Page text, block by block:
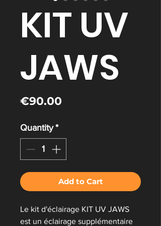
KIT UV
JAWS
€90.00
Quantity *
Add to Cart
Le kit d'éclairage KIT UV JAWS
est un éclairage supplémentaire